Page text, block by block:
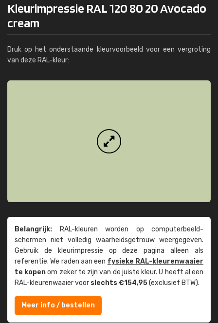
Kleurimpressie RAL 120 80 20 Avocado
cream
Druk op het onderstaande kleurvoorbeeld voor een vergroting
van deze RAL-kleur:
Belangrijk: RAL-kleuren worden op computer­beeld­
schermen niet volledig waarheids­­getrouw weer­gegeven.
Gebruik de kleur­impressie op deze pagina alleen als
referentie. We raden aan een fysieke RAL-kleuren­waaier
te kopenom zeker te zijn van de juiste kleur. U heeft al een
RAL-kleuren­waaier voor slechts €154,95(exclusief BTW).
Meer info / bestellen